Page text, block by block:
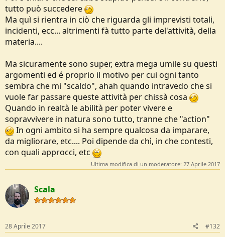
tutto può succedere
Ma quì si rientra in ciò che riguarda gli imprevisti totali,
incidenti, ecc... altrimenti fà tutto parte del'attività, della
materia....
Ma sicuramente sono super, extra mega umile su questi
argomenti ed é proprio il motivo per cui ogni tanto
sembra che mi "scaldo", ahah quando intravedo che si
vuole far passare queste attività per chissà cosa
Quando in realtà le abilità per poter vivere e
sopravvivere in natura sono tutto, tranne che "action"
In ogni ambito si ha sempre qualcosa da imparare,
da migliorare, etc.... Poi dipende da chì, in che contesti,
con quali approcci, etc
Ultima modifica di un moderatore: 27 Aprile 2017
Scala
28 Aprile 2017 #132